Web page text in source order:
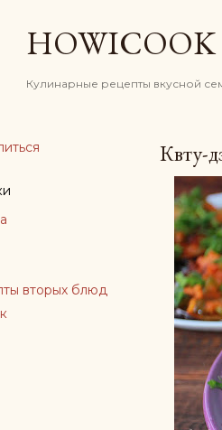
HOWICOOK
Кулинарные рецепты вкусной
вторых блюд
Квту-